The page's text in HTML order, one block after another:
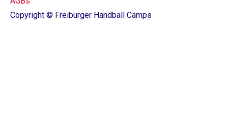
Copyright © Freiburger Handball Camps